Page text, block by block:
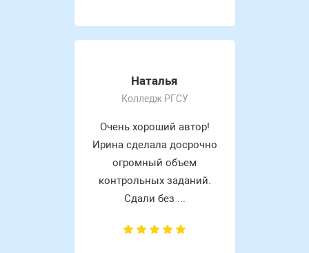
Наталья
Колледж РГСУ
Очень хороший автор!
Ирина сделала досрочно
огромный объем
контрольных заданий.
Сдали без ...